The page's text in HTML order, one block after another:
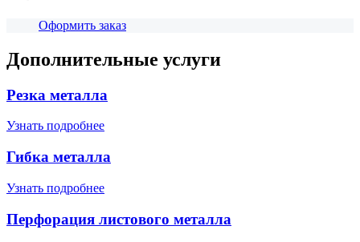
Оформить заказ
Дополнительные услуги
Резка металла
Узнать подробнее
Гибка металла
Узнать подробнее
Перфорация листового металла